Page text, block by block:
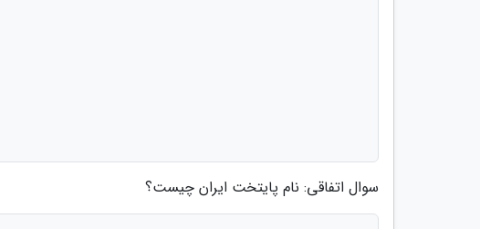
سوال اتفاقی: نام پایتخت ایران چیست؟